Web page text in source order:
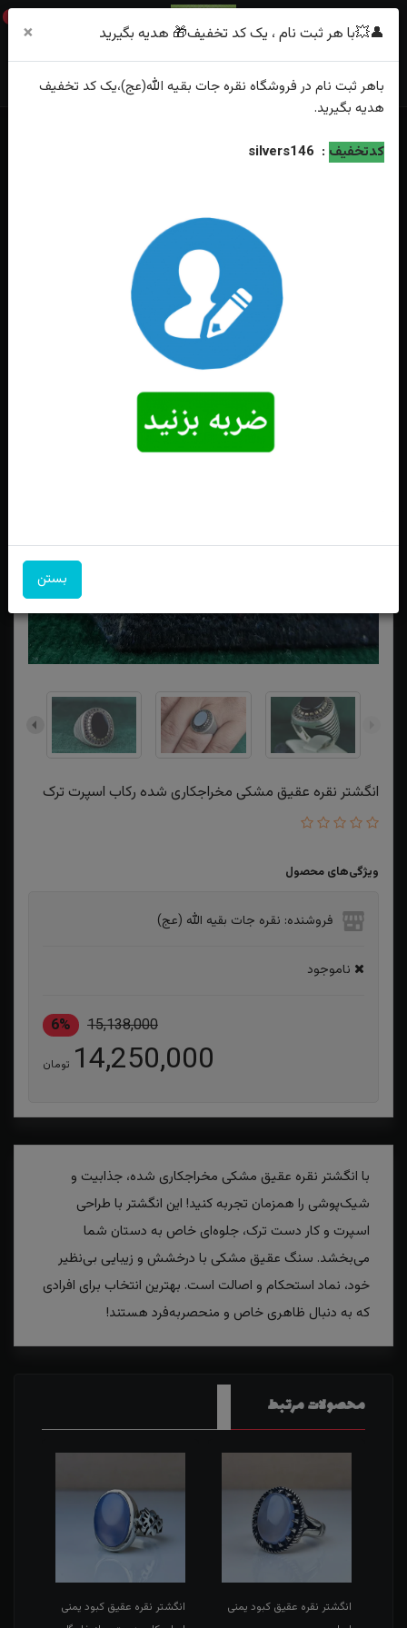
0
خانه
فهرست محصولات
انگشتر نقره عقیق مشکی مخراجکاری شده رکاب اسپرت ترک
انگشتر نقره عقیق مشکی مخراجکاری شده رکاب اسپرت ترک
ویژگی‌های محصول
فروشنده: نقره جات بقیه الله (عج)
ناموجود
15,138,000
6%
14,250,000 تومان
با انگشتر نقره عقیق مشکی مخراجکاری شده، جذابیت و
شیک‌پوشی را همزمان تجربه کنید! این انگشتر با طراحی
اسپرت و کار دست ترک، جلوه‌ای خاص به دستان شما
می‌بخشد. سنگ عقیق مشکی با درخشش و زیبایی بی‌نظیر
خود، نماد استحکام و اصالت است. بهترین انتخاب برای افرادی
که به دنبال ظاهری خاص و منحصر‌به‌فرد هستند!
محصولات مرتبط
انگشتر نقره عقیق کبود یمنی
انگشتر نقره عقیق کبود یمنی
👤💥با هر ثبت نام ، یک کد تخفیف🎁 هدیه بگیرید ×
باهر ثبت نام در فروشگاه نقره جات بقیه الله(عج)،یک کد تخفیف
هدیه بگیرید.
کدتخفیف :
silvers146
بستن